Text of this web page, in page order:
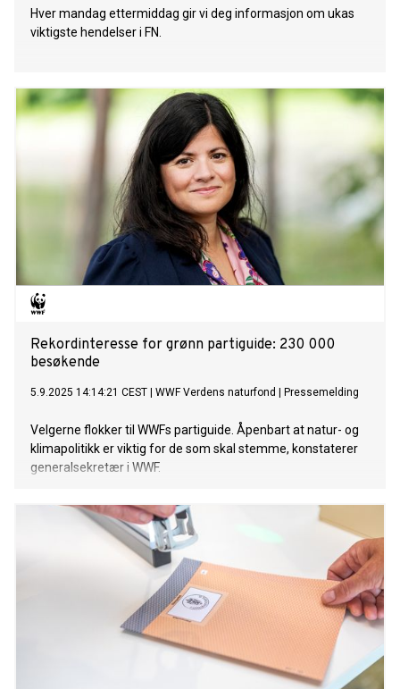
Hver mandag ettermiddag gir vi deg informasjon om ukas
viktigste hendelser i FN.
Rekordinteresse for grønn partiguide: 230 000
besøkende
5.9.2025 14:14:21 CEST WWF Verdens naturfond Pressemelding
Velgerne flokker til WWFs partiguide. Åpenbart at natur- og
klimapolitikk er viktig for de som skal stemme, konstaterer
generalsekretær i WWF.